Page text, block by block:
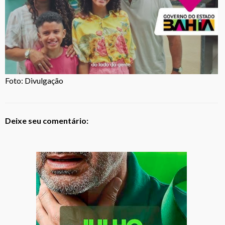
Foto: Divulgação
Deixe seu comentário: